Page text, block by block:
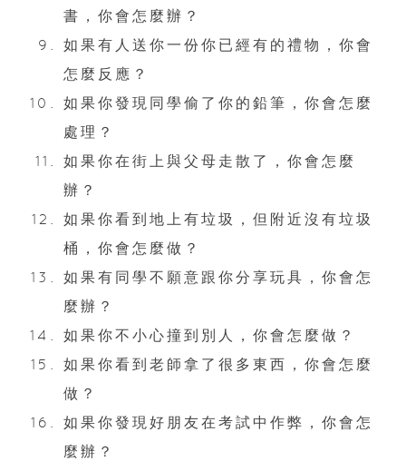
書，你會怎麼辦？
如果有人送你一份你已經有的禮物，你會
怎麼反應？
如果你發現同學偷了你的鉛筆，你會怎麼
處理？
如果你在街上與父母走散了，你會怎麼
辦？
如果你看到地上有垃圾，但附近沒有垃圾
桶，你會怎麼做？
如果有同學不願意跟你分享玩具，你會怎
麼辦？
如果你不小心撞到別人，你會怎麼做？
如果你看到老師拿了很多東西，你會怎麼
做？
如果你發現好朋友在考試中作弊，你會怎
麼辦？